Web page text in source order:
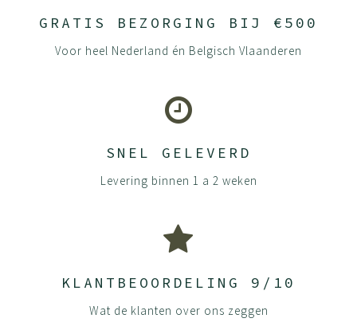
GRATIS BEZORGING BIJ €500
Voor heel Nederland én Belgisch Vlaanderen
SNEL GELEVERD
Levering binnen 1 a 2 weken
KLANTBEOORDELING 9/10
Wat de klanten over ons zeggen